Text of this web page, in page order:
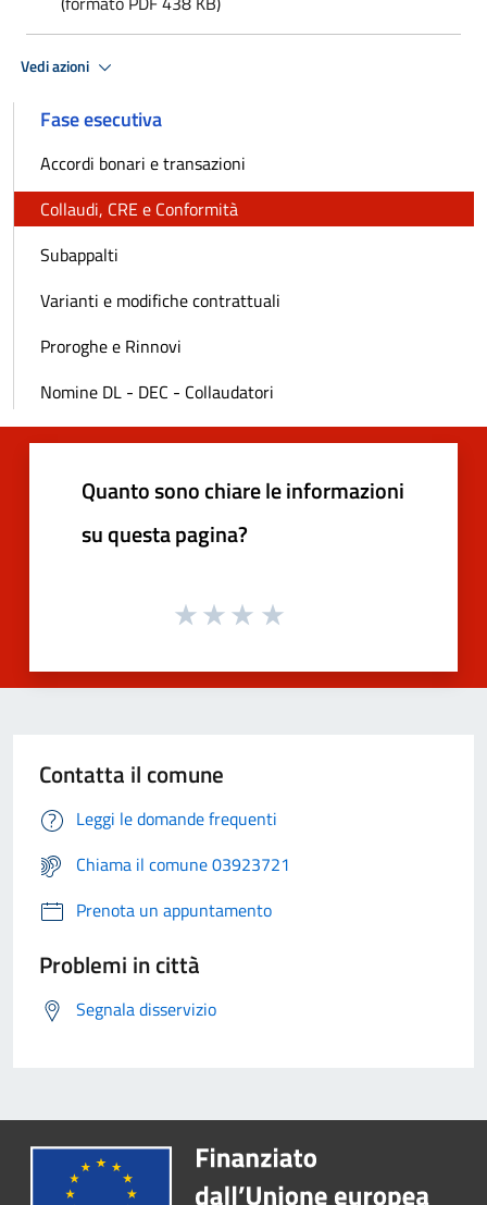
Vedi azioni
Fase esecutiva
Accordi bonari e transazioni
Collaudi, CRE e Conformità
Subappalti
Varianti e modifiche contrattuali
Proroghe e Rinnovi
Nomine DL - DEC - Collaudatori
Quanto sono chiare le informazioni
su questa pagina?
Contatta il comune
Leggi le domande frequenti
Chiama il comune 03923721
Prenota un appuntamento
Problemi in città
Segnala disservizio